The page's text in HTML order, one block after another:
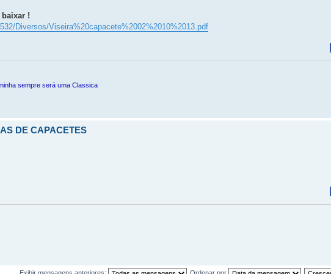
!
Diversos/Viseira%20capacete%2002%2010%2013.pdf
sempre será uma Classica
DE CAPACETES